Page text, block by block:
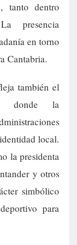
tanto dentro
presencia
en torno
Cantabria.
también el
donde la
local.
la presidenta
y otros
simbólico
para